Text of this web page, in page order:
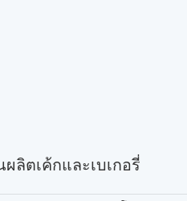
ผลิตเค้กและเบเกอรี่